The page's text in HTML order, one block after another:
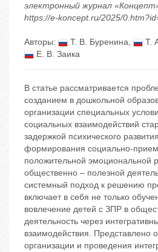
электронный журнал
https://e-koncept.ru/2025/
Авторы: Т. В. Буренина, Т.
Е. В. Заика
В статье рассматривается
созданием в дошкольной
организации специальных
социальных взаимодействий
задержкой психического
формирования социально-
положительной эмоциональной
общественно – полезной
системный подход к решению
включает в себя не только
вовлечение детей с ЗПР в
деятельность через
взаимодействия. Представлено
организации и проведения